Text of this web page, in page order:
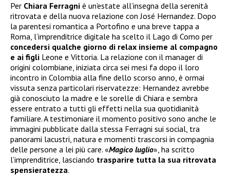
Per Chiara Ferragni è un’estate all’insegna della serenità
ritrovata e della nuova relazione con José Hernandez. Dopo
la parentesi romantica a Portofino e una breve tappa a
Roma, l’imprenditrice digitale ha scelto il Lago di Como per
concedersi qualche giorno di relax insieme al compagno
e ai figli Leone e Vittoria. La relazione con il manager di
origini colombiane, iniziata circa sei mesi fa dopo il loro
incontro in Colombia alla fine dello scorso anno, è ormai
vissuta senza particolari riservatezze: Hernandez avrebbe
già conosciuto la madre e le sorelle di Chiara e sembra
essere entrato a tutti gli effetti nella sua quotidianità
familiare. A testimoniare il momento positivo sono anche le
immagini pubblicate dalla stessa Ferragni sui social, tra
panorami lacustri, natura e momenti trascorsi in compagnia
delle persone a lei più care. «Magico luglio», ha scritto
l’imprenditrice, lasciando trasparire tutta la sua ritrovata
spensieratezza.